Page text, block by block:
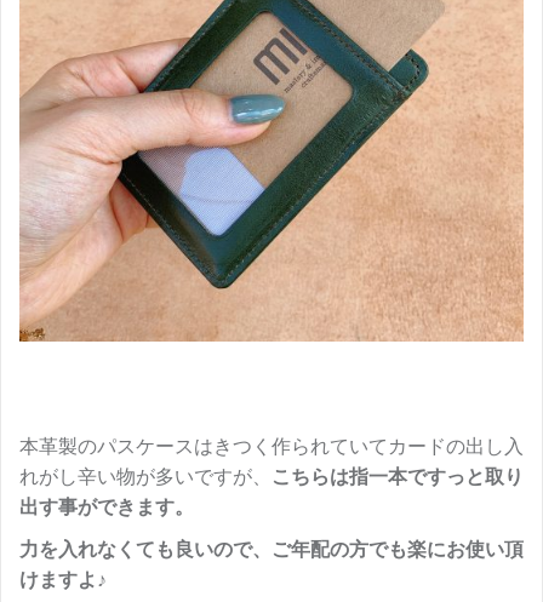
本革製のパスケースはきつく作られていてカードの出し入
れがし辛い物が多いですが、
こちらは指一本ですっと取り
出す事ができます。
力を入れなくても良いので、ご年配の方でも楽にお使い頂
けますよ♪